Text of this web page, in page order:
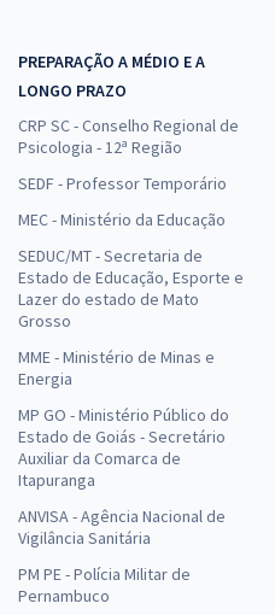
PREPARAÇÃO A MÉDIO E A
LONGO PRAZO
CRP SC - Conselho Regional de
Psicologia - 12ª Região
SEDF - Professor Temporário
MEC - Ministério da Educação
SEDUC/MT - Secretaria de
Estado de Educação, Esporte e
Lazer do estado de Mato
Grosso
MME - Ministério de Minas e
Energia
MP GO - Ministério Público do
Estado de Goiás - Secretário
Auxiliar da Comarca de
Itapuranga
ANVISA - Agência Nacional de
Vigilância Sanitária
PM PE - Polícia Militar de
Pernambuco